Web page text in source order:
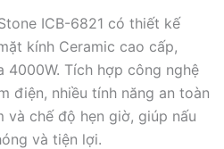
ICB-6821 có thiết kế
kính Ceramic cao cấp,
4000W. Tích hợp công nghệ
điện, nhiều tính năng an toàn
và chế độ hẹn giờ, giúp nấu
và tiện lợi.